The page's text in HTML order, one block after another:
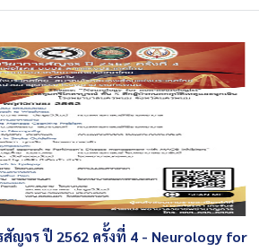
ญจร ปี 2562 ครั้งที่ 4 - Neurology for